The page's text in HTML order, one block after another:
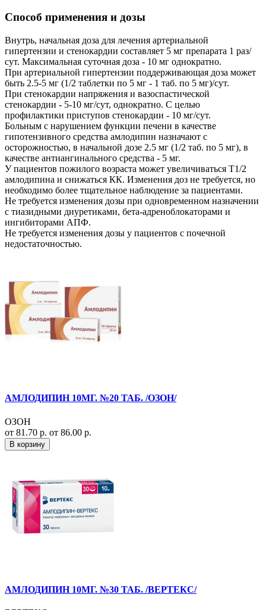
Способ применения и дозы
Внутрь, начальная доза для лечения артериальной
гипертензии и стенокардии составляет 5 мг препарата 1 раз/
сут. Максимальная суточная доза - 10 мг однократно.
При артериальной гипертензии поддерживающая доза может
быть 2.5-5 мг (1/2 таблетки по 5 мг - 1 таб. по 5 мг)/сут.
При стенокардии напряжения и вазоспастической
стенокардии - 5-10 мг/сут, однократно. С целью
профилактики приступов стенокардии - 10 мг/сут.
Больным с нарушением функции печени в качестве
гипотензивного средства амлодипин назначают с
осторожностью, в начальной дозе 2.5 мг (1/2 таб. по 5 мг), в
качестве антиангинального средства - 5 мг.
У пациентов пожилого возраста может увеличиваться T1/2
амлодипина и снижаться КК. Изменения доз не требуется, но
необходимо более тщательное наблюдение за пациентами.
Не требуется изменения дозы при одновременном назначении
с тиазидными диуретиками, бета-адреноблокаторами и
ингибиторами АПФ.
Не требуется изменения дозы у пациентов с почечной
недостаточностью.
АМЛОДИПИН 10МГ. №20 ТАБ. /ОЗОН/
ОЗОН
от 81.70 р. от 86.00 р.
В корзину
АМЛОДИПИН 10МГ. №30 ТАБ. /ВЕРТЕКС/